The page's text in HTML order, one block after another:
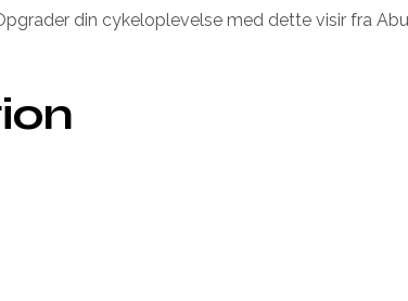
din cykeloplevelse med dette visir fra